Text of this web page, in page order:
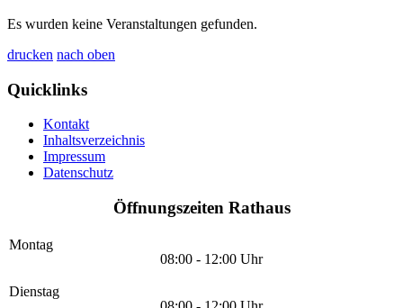
Es wurden keine Veranstaltungen gefunden.
drucken nach oben
Quicklinks
Kontakt
Inhaltsverzeichnis
Impressum
Datenschutz
Öffnungszeiten Rathaus
Montag
08:00 - 12:00 Uhr
Dienstag